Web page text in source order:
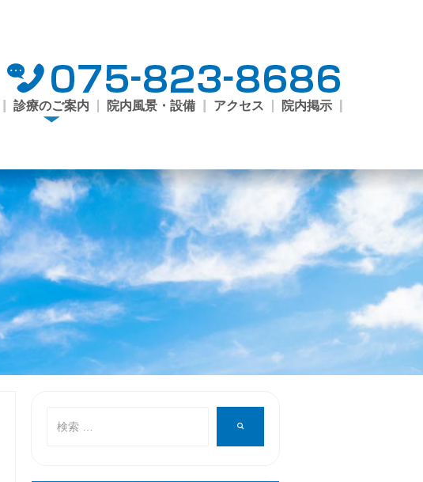
診療のご案内
診療のご案
糖尿病外来
1型糖尿病
市民公開講
甲状腺外来
一般内科外
禁煙外来
健診・予防
院内風景・設備 アクセス 院内掲示
検